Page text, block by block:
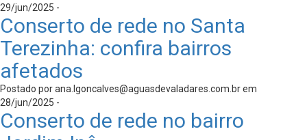
29/jun/2025 -
Conserto de rede no Santa
Terezinha: confira bairros
afetados
Postado porana.lgoncalves@aguasdevaladares.com.brem
28/jun/2025 -
Conserto de rede no bairro